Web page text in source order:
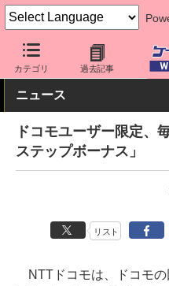
カテゴリ 過去記事
ケータイ Watch キャリア
ニュース
ドコモユーザー限定、
ステップボーナス」
リスト
NTTドコモは、ドコモの